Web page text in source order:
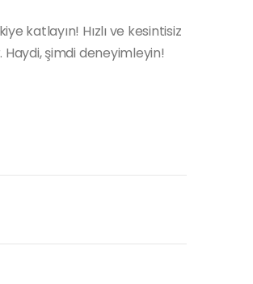
katlayın! Hızlı ve kesintisiz
şimdi deneyimleyin!